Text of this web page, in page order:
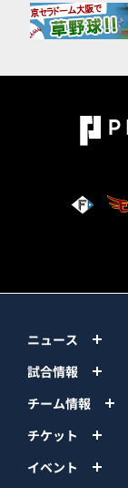
ニュース
試合情報
チーム情報
チケット
イベント